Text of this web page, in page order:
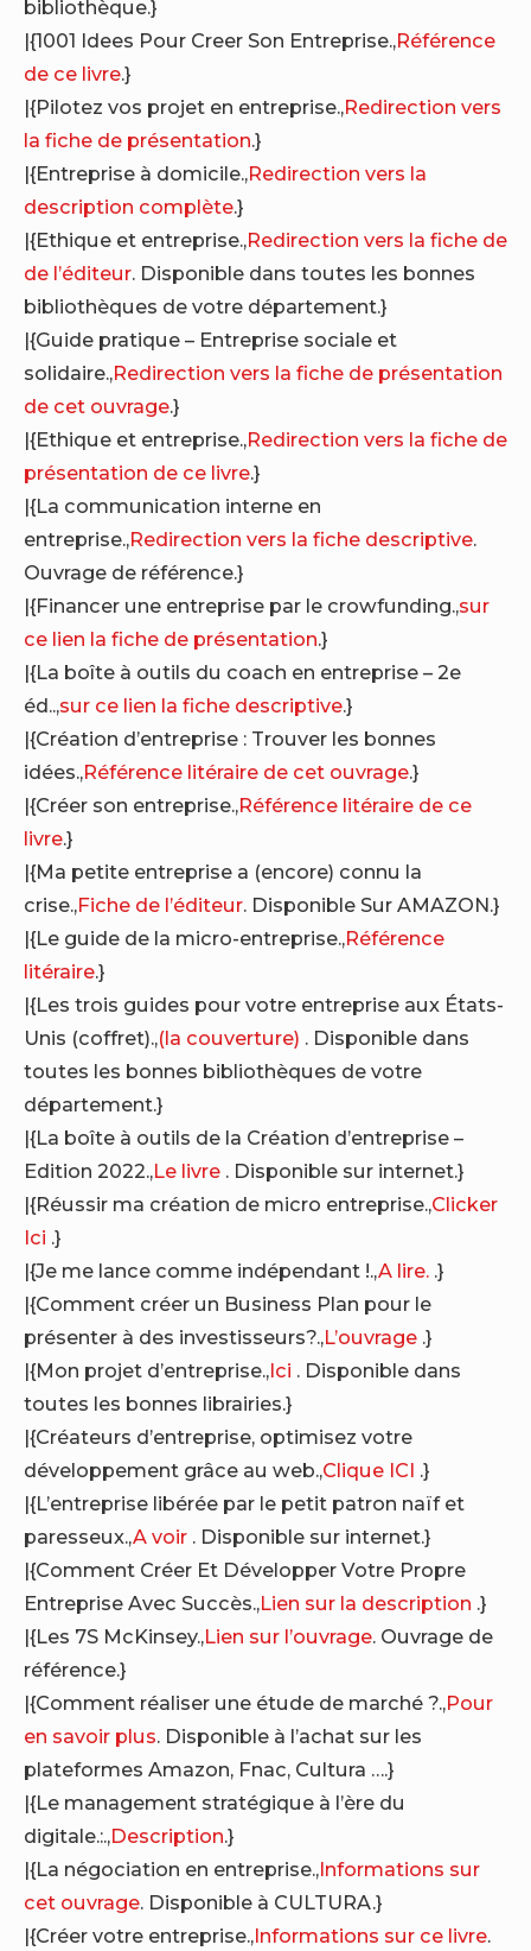
bibliothèque.}
|{1001 Idees Pour Creer Son Entreprise.,Référence
de ce livre.}
|{Pilotez vos projet en entreprise.,Redirection vers
la fiche de présentation.}
|{Entreprise à domicile.,Redirection vers la
description complète.}
|{Ethique et entreprise.,Redirection vers la fiche de
de l’éditeur. Disponible dans toutes les bonnes
bibliothèques de votre département.}
|{Guide pratique – Entreprise sociale et
solidaire.,Redirection vers la fiche de présentation
de cet ouvrage.}
|{Ethique et entreprise.,Redirection vers la fiche de
présentation de ce livre.}
|{La communication interne en
entreprise.,Redirection vers la fiche descriptive.
Ouvrage de référence.}
|{Financer une entreprise par le crowfunding.,sur
ce lien la fiche de présentation.}
|{La boîte à outils du coach en entreprise – 2e
éd..,sur ce lien la fiche descriptive.}
|{Création d’entreprise : Trouver les bonnes
idées.,Référence litéraire de cet ouvrage.}
|{Créer son entreprise.,Référence litéraire de ce
livre.}
|{Ma petite entreprise a (encore) connu la
crise.,Fiche de l’éditeur. Disponible Sur AMAZON.}
|{Le guide de la micro-entreprise.,Référence
litéraire.}
|{Les trois guides pour votre entreprise aux États-
Unis (coffret).,(la couverture) . Disponible dans
toutes les bonnes bibliothèques de votre
département.}
|{La boîte à outils de la Création d’entreprise –
Edition 2022.,Le livre . Disponible sur internet.}
|{Réussir ma création de micro entreprise.,Clicker
Ici .}
|{Je me lance comme indépendant !.,A lire. .}
|{Comment créer un Business Plan pour le
présenter à des investisseurs?.,L’ouvrage .}
|{Mon projet d’entreprise.,Ici . Disponible dans
toutes les bonnes librairies.}
|{Créateurs d’entreprise, optimisez votre
développement grâce au web.,Clique ICI .}
|{L’entreprise libérée par le petit patron naïf et
paresseux.,A voir . Disponible sur internet.}
|{Comment Créer Et Développer Votre Propre
Entreprise Avec Succès.,Lien sur la description .}
|{Les 7S McKinsey.,Lien sur l’ouvrage. Ouvrage de
référence.}
|{Comment réaliser une étude de marché ?.,Pour
en savoir plus. Disponible à l’achat sur les
plateformes Amazon, Fnac, Cultura ….}
|{Le management stratégique à l’ère du
digitale.:.,Description.}
|{La négociation en entreprise.,Informations sur
cet ouvrage. Disponible à CULTURA.}
|{Créer votre entreprise.,Informations sur ce livre.